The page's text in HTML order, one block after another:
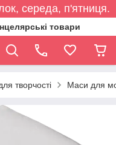
середа, п'ятниця.
товари
творчості Маси для